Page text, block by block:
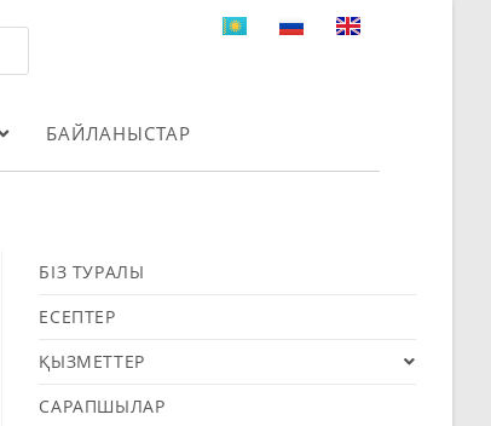
БАЙЛАНЫСТАР
БІЗ ТУРАЛЫ
ЕСЕПТЕР
ҚЫЗМЕТТЕР
САРАПШЫЛАР